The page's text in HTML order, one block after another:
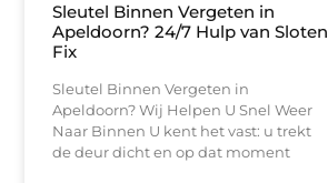
Sleutel Binnen Vergeten in
Apeldoorn? 24/7 Hulp van Sloten
Fix
Sleutel Binnen Vergeten in
Apeldoorn? Wij Helpen U Snel Weer
Naar Binnen U kent het vast: u trekt
de deur dicht en op dat moment